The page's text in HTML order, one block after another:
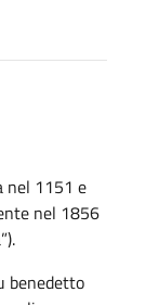
nel 1151 e
nel 1856
benedetto